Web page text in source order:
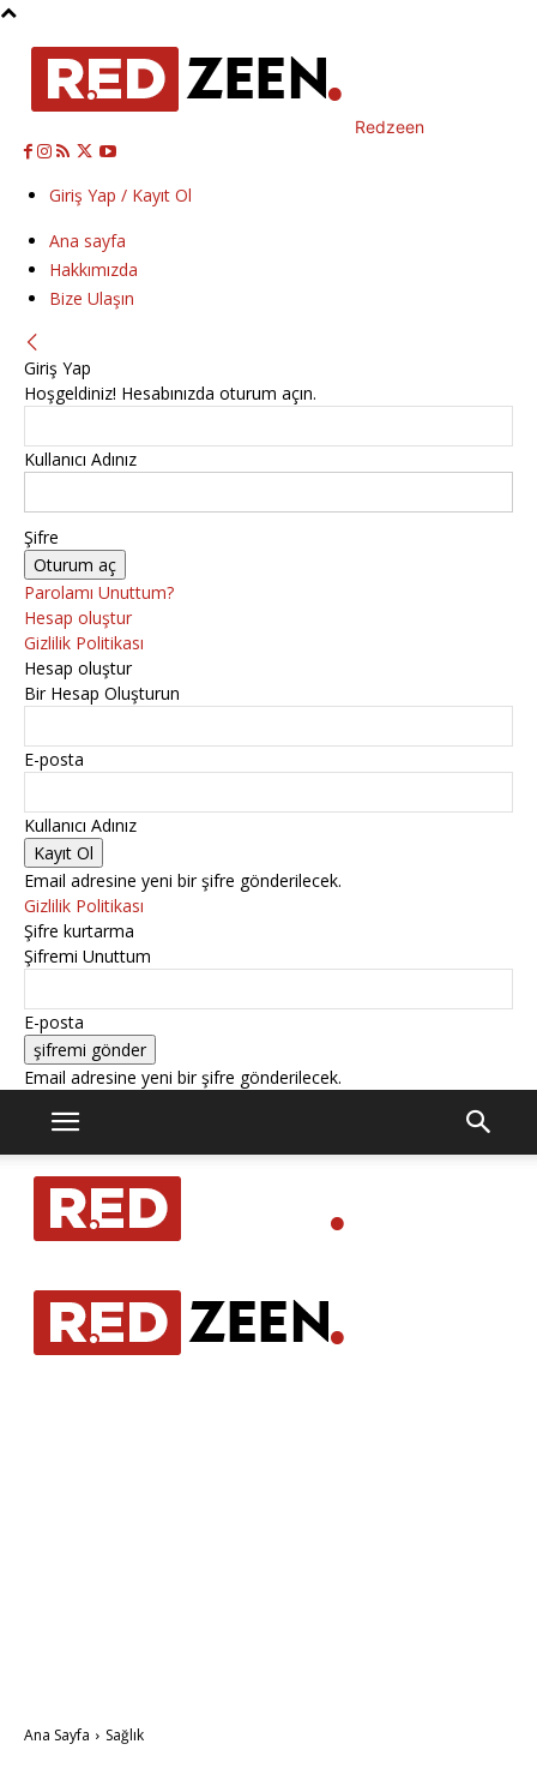
Redzeen
Giriş Yap / Kayıt Ol
Ana sayfa
Hakkımızda
Bize Ulaşın
Giriş Yap
Hoşgeldiniz! Hesabınızda oturum açın.
Kullanıcı Adınız
Şifre
Parolamı Unuttum?
Hesap oluştur
Gizlilik Politikası
Hesap oluştur
Bir Hesap Oluşturun
E-posta
Kullanıcı Adınız
Email adresine yeni bir şifre gönderilecek.
Gizlilik Politikası
Şifre kurtarma
Şifremi Unuttum
E-posta
Email adresine yeni bir şifre gönderilecek.
Ana Sayfa Sağlık